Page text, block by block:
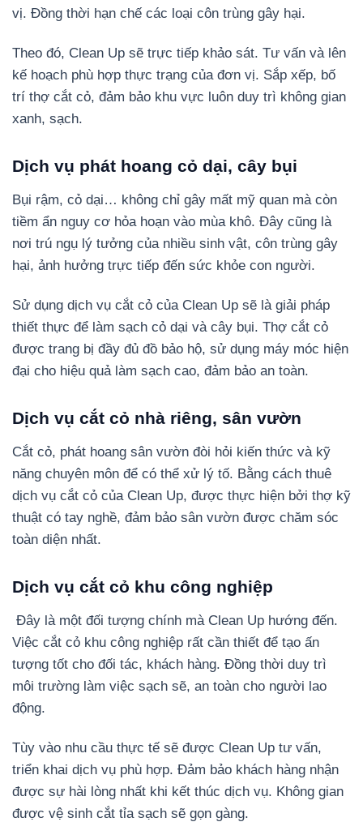
vị. Đồng thời hạn chế các loại côn trùng gây hại.
Theo đó, Clean Up sẽ trực tiếp khảo sát. Tư vấn và lên
kế hoạch phù hợp thực trạng của đơn vị. Sắp xếp, bố
trí thợ cắt cỏ, đảm bảo khu vực luôn duy trì không gian
xanh, sạch.
Dịch vụ phát hoang cỏ dại, cây bụi
Bụi rậm, cỏ dại… không chỉ gây mất mỹ quan mà còn
tiềm ẩn nguy cơ hỏa hoạn vào mùa khô. Đây cũng là
nơi trú ngụ lý tưởng của nhiều sinh vật, côn trùng gây
hại, ảnh hưởng trực tiếp đến sức khỏe con người.
Sử dụng dịch vụ cắt cỏ của Clean Up sẽ là giải pháp
thiết thực để làm sạch cỏ dại và cây bụi. Thợ cắt cỏ
được trang bị đầy đủ đồ bảo hộ, sử dụng máy móc hiện
đại cho hiệu quả làm sạch cao, đảm bảo an toàn.
Dịch vụ cắt cỏ nhà riêng, sân vườn
Cắt cỏ, phát hoang sân vườn đòi hỏi kiến thức và kỹ
năng chuyên môn để có thể xử lý tố. Bằng cách thuê
dịch vụ cắt cỏ của Clean Up, được thực hiện bởi thợ kỹ
thuật có tay nghề, đảm bảo sân vườn được chăm sóc
toàn diện nhất.
Dịch vụ cắt cỏ khu công nghiệp
Đây là một đối tượng chính mà Clean Up hướng đến.
Việc cắt cỏ khu công nghiệp rất cần thiết để tạo ấn
tượng tốt cho đối tác, khách hàng. Đồng thời duy trì
môi trường làm việc sạch sẽ, an toàn cho người lao
động.
Tùy vào nhu cầu thực tế sẽ được Clean Up tư vấn,
triển khai dịch vụ phù hợp. Đảm bảo khách hàng nhận
được sự hài lòng nhất khi kết thúc dịch vụ. Không gian
được vệ sinh cắt tỉa sạch sẽ gọn gàng.